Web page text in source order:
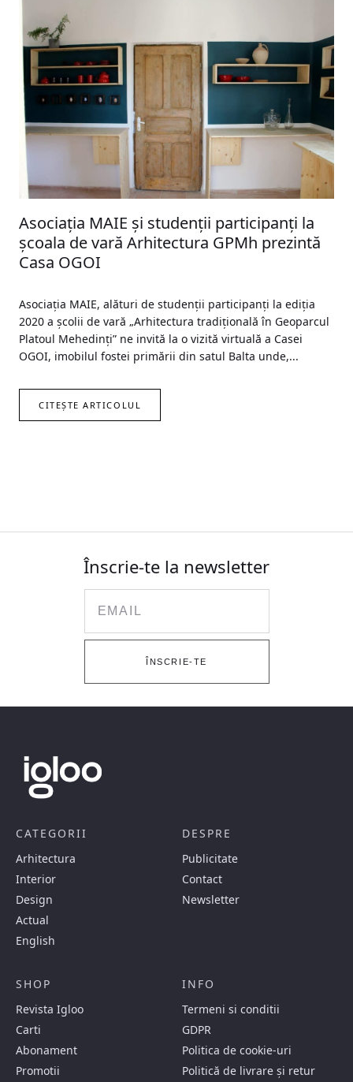
Asociația MAIE și studenții participanți la
școala de vară Arhitectura GPMh prezintă
Casa OGOI
Asociația MAIE, alături de studenții participanți la ediția
2020 a școlii de vară „Arhitectura tradițională în Geoparcul
Platoul Mehedinți” ne invită la o vizită virtuală a Casei
OGOI, imobilul fostei primării din satul Balta unde,...
CITEȘTE ARTICOLUL
Înscrie-te la newsletter
ÎNSCRIE-TE
CATEGORII
Arhitectura
Interior
Design
Actual
English
DESPRE
Publicitate
Contact
Newsletter
SHOP
Revista Igloo
Carti
Abonament
Promotii
INFO
Termeni si conditii
GDPR
Politica de cookie-uri
Politică de livrare și retur